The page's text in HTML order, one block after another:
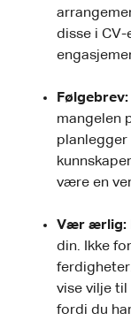
disse i
Følgebrev:
mangelen
planlegger
være en
Vær ærlig:
din. Ikke
vise vilje
fordi du